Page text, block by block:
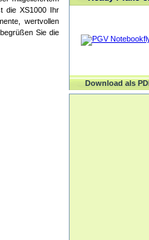
die XS1000 Ihr
wertvollen
Sie die
Download als